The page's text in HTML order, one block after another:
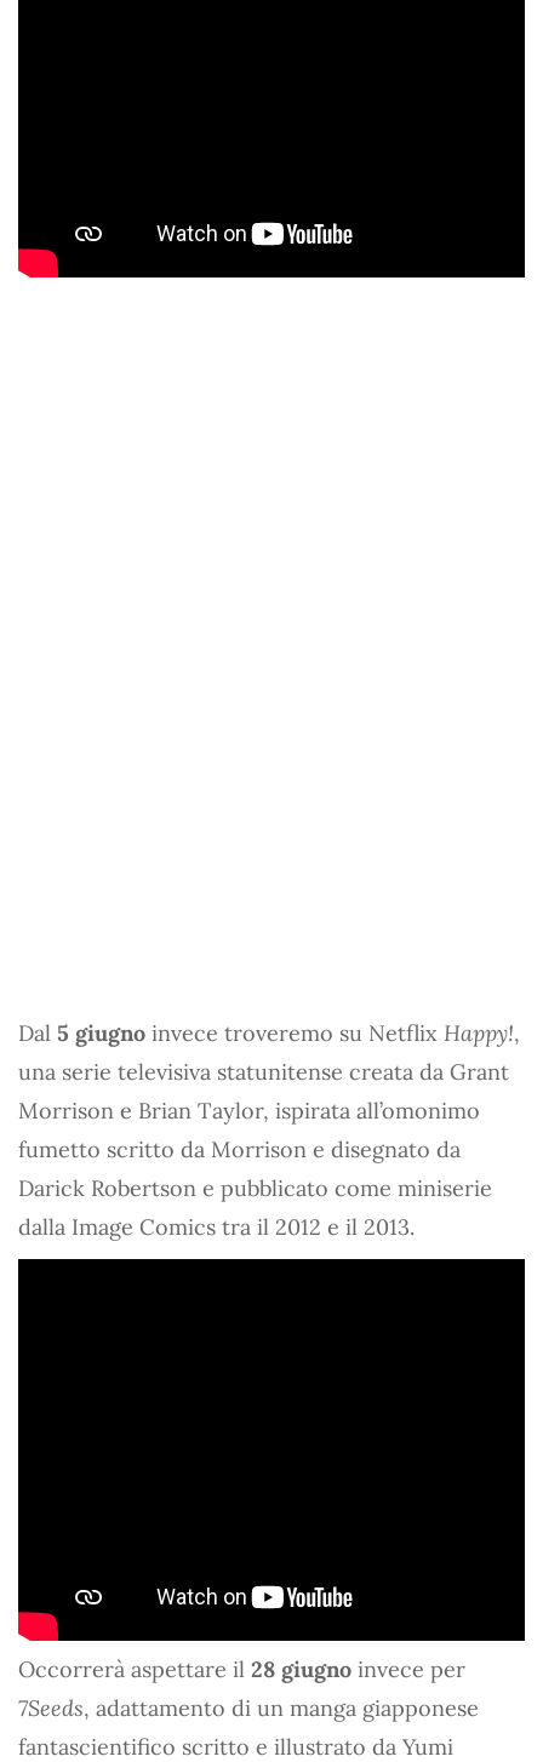
Dal 5 giugno invece troveremo su Netflix Happy!,
una serie televisiva statunitense creata da Grant
Morrison e Brian Taylor, ispirata all’omonimo
fumetto scritto da Morrison e disegnato da
Darick Robertson e pubblicato come miniserie
dalla Image Comics tra il 2012 e il 2013.
Occorrerà aspettare il 28 giugno invece per
7Seeds, adattamento di un manga giapponese
fantascientifico scritto e illustrato da Yumi